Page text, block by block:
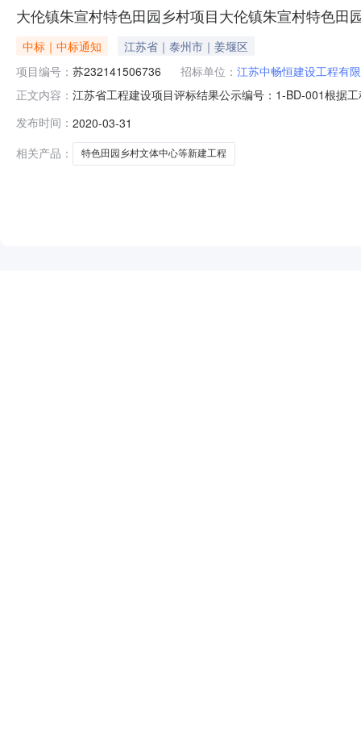
大伦镇朱宣村特色田园乡村项目大伦镇朱宣村特色田
中标｜中标通知
江苏省｜泰州市｜姜堰区
项目编号： 苏232141506736 招标单位： 江苏中畅恒建设工程有
正文内容： 江苏省工程建设项目评标结果公示编号：1-BD-001根据
示如下：1、中标候选人情况第一名第二名第三名中标候
元)143.0192143.4094144.3487暂估价
发布时间： 2020-03-31
相关产品：
特色田园乡村文体中心等新建工程